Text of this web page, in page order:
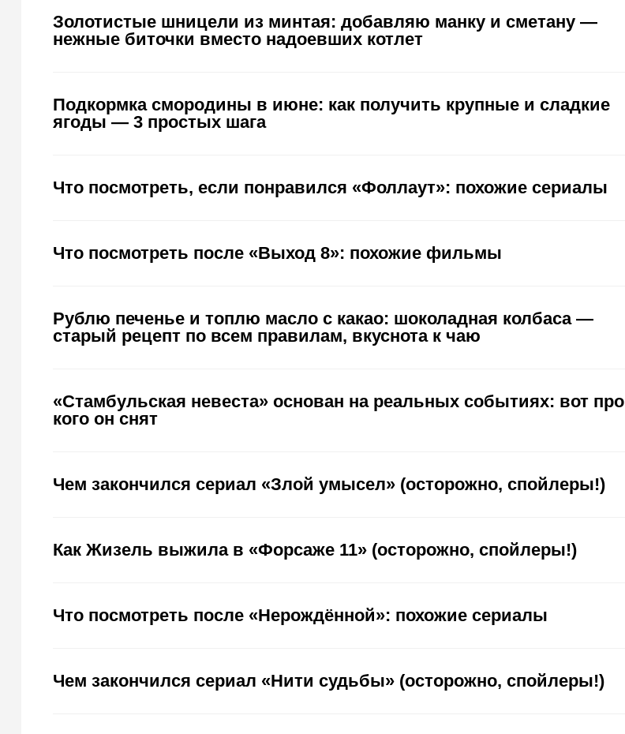
Золотистые шницели из минтая: добавляю манку и сметану —
нежные биточки вместо надоевших котлет
Подкормка смородины в июне: как получить крупные и сладкие
ягоды — 3 простых шага
Что посмотреть, если понравился «Фоллаут»: похожие сериалы
Что посмотреть после «Выход 8»: похожие фильмы
Рублю печенье и топлю масло с какао: шоколадная колбаса —
старый рецепт по всем правилам, вкуснота к чаю
«Стамбульская невеста» основан на реальных событиях: вот про
кого он снят
Чем закончился сериал «Злой умысел» (осторожно, спойлеры!)
Как Жизель выжила в «Форсаже 11» (осторожно, спойлеры!)
Что посмотреть после «Нерождённой»: похожие сериалы
Чем закончился сериал «Нити судьбы» (осторожно, спойлеры!)